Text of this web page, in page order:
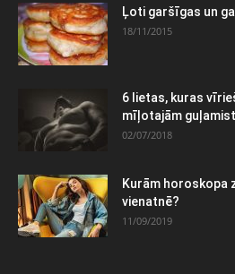
Ļoti garšīgas un
18/11/2015
6 lietas, kuras
mīļotajām
02/07/2018
Kurām horoskopa
vienatnē?
11/09/2019